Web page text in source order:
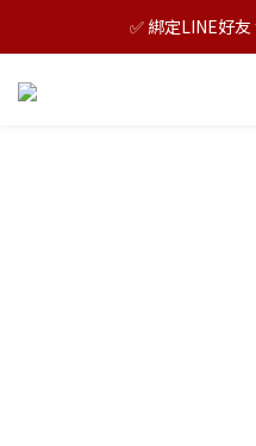
🎊TAIZAKU品牌慶：
✅ 綁定LINE好
🎊TAIZAKU品牌慶